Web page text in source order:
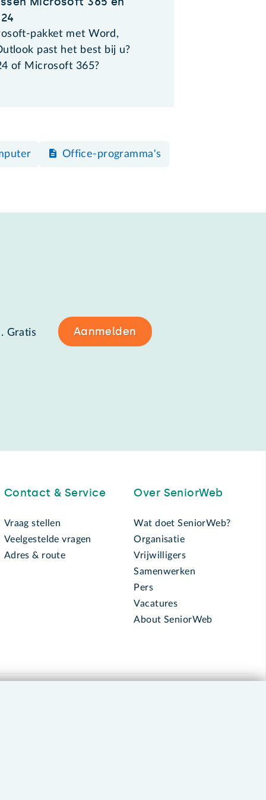
pakket met Word,
past het best bij u?
of Microsoft 365?
Office-programma's
Gratis Aanmelden
Contact & Service
Vraag stellen
Veelgestelde vragen
Adres & route
Over SeniorWeb
Wat doet SeniorWeb?
Organisatie
Vrijwilligers
Samenwerken
Pers
Vacatures
About SeniorWeb